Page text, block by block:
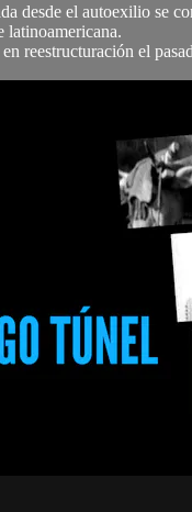
desde el autoexilio se
latinoamericana.
reestructuración el